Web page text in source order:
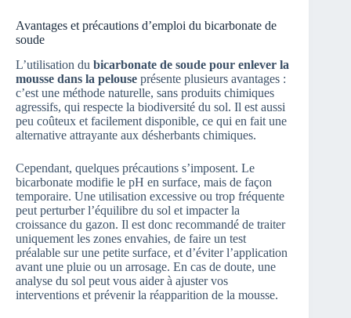
Avantages et précautions d’emploi du bicarbonate de
soude
L’utilisation du bicarbonate de soude pour enlever la
mousse dans la pelouse présente plusieurs avantages :
c’est une méthode naturelle, sans produits chimiques
agressifs, qui respecte la biodiversité du sol. Il est aussi
peu coûteux et facilement disponible, ce qui en fait une
alternative attrayante aux désherbants chimiques.
Cependant, quelques précautions s’imposent. Le
bicarbonate modifie le pH en surface, mais de façon
temporaire. Une utilisation excessive ou trop fréquente
peut perturber l’équilibre du sol et impacter la
croissance du gazon. Il est donc recommandé de traiter
uniquement les zones envahies, de faire un test
préalable sur une petite surface, et d’éviter l’application
avant une pluie ou un arrosage. En cas de doute, une
analyse du sol peut vous aider à ajuster vos
interventions et prévenir la réapparition de la mousse.